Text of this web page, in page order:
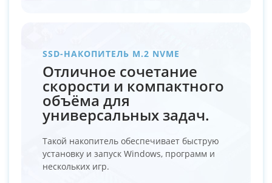
SSD-НАКОПИТЕЛЬ M.2 NVME
Отличное сочетание
скорости и компактного
объёма для
универсальных задач.
Такой накопитель обеспечивает быструю
установку и запуск Windows, программ и
нескольких игр.